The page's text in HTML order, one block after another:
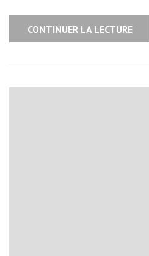
CONTINUER LA LECTURE